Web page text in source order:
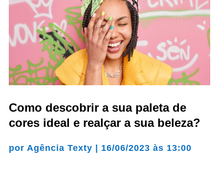
Como descobrir a sua paleta de
cores ideal e realçar a sua beleza?
por Agência Texty | 16/06/2023 às 13:00